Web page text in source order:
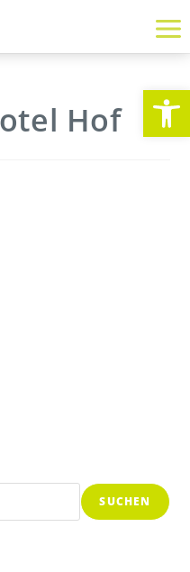
Hof
SUCHEN